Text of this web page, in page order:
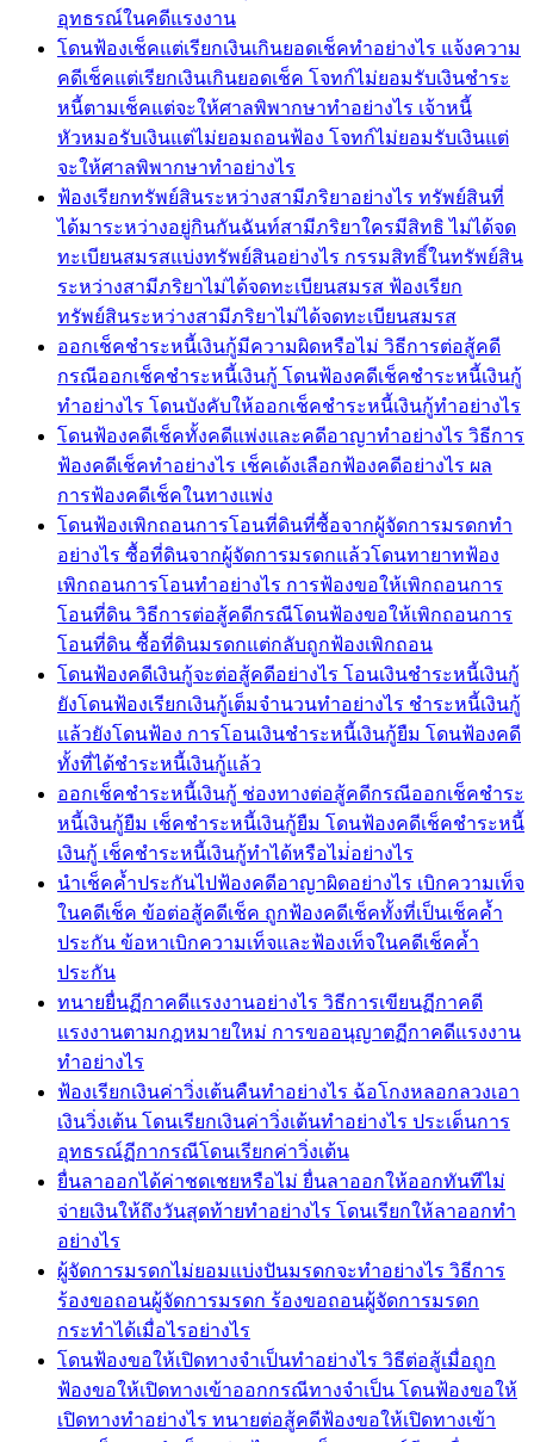
อุทธรณ์ในคดีแรงงาน
โดนฟ้องเช็คแต่เรียกเงินเกินยอดเช็คทำอย่างไร แจ้งความ
คดีเช็คแต่เรียกเงินเกินยอดเช็ค โจทก์ไม่ยอมรับเงินชำระ
หนี้ตามเช็คแต่จะให้ศาลพิพากษาทำอย่างไร เจ้าหนี้
หัวหมอรับเงินแต่ไม่ยอมถอนฟ้อง โจทก์ไม่ยอมรับเงินแต่
จะให้ศาลพิพากษาทำอย่างไร
ฟ้องเรียกทรัพย์สินระหว่างสามีภริยาอย่างไร ทรัพย์สินที่
ได้มาระหว่างอยู่กินกันฉันท์สามีภริยาใครมีสิทธิ ไม่ได้จด
ทะเบียนสมรสแบ่งทรัพย์สินอย่างไร กรรมสิทธิ์ในทรัพย์สิน
ระหว่างสามีภริยาไม่ได้จดทะเบียนสมรส ฟ้องเรียก
ทรัพย์สินระหว่างสามีภริยาไม่ได้จดทะเบียนสมรส
ออกเช็คชำระหนี้เงินกู้มีความผิดหรือไม่ วิธีการต่อสู้คดี
กรณีออกเช็คชำระหนี้เงินกู้ โดนฟ้องคดีเช็คชำระหนี้เงินกู้
ทำอย่างไร โดนบังคับให้ออกเช็คชำระหนี้เงินกู้ทำอย่างไร
โดนฟ้องคดีเช็คทั้งคดีแพ่งและคดีอาญาทำอย่างไร วิธีการ
ฟ้องคดีเช็คทำอย่างไร เช็คเด้งเลือกฟ้องคดีอย่างไร ผล
การฟ้องคดีเช็คในทางแพ่ง
โดนฟ้องเพิกถอนการโอนที่ดินที่ซื้อจากผู้จัดการมรดกทำ
อย่างไร ซื้อที่ดินจากผู้จัดการมรดกแล้วโดนทายาทฟ้อง
เพิกถอนการโอนทำอย่างไร การฟ้องขอให้เพิกถอนการ
โอนที่ดิน วิธีการต่อสู้คดีกรณีโดนฟ้องขอให้เพิกถอนการ
โอนที่ดิน ซื้อที่ดินมรดกแต่กลับถูกฟ้องเพิกถอน
โดนฟ้องคดีเงินกู้จะต่อสู้คดีอย่างไร โอนเงินชำระหนี้เงินกู้
ยังโดนฟ้องเรียกเงินกู้เต็มจำนวนทำอย่างไร ชำระหนี้เงินกู้
แล้วยังโดนฟ้อง การโอนเงินชำระหนี้เงินกู้ยืม โดนฟ้องคดี
ทั้งที่ได้ชำระหนี้เงินกู้แล้ว
ออกเช็คชำระหนี้เงินกู้ ช่องทางต่อสู้คดีกรณีออกเช็คชำระ
หนี้เงินกู้ยืม เช็คชำระหนี้เงินกู้ยืม โดนฟ้องคดีเช็คชำระหนี้
เงินกู้ เช็คชำระหนี้เงินกู้ทำได้หรือไม่่อย่างไร
นำเช็คค้ำประกันไปฟ้องคดีอาญาผิดอย่างไร เบิกความเท็จ
ในคดีเช็ค ข้อต่อสู้คดีเช็ค ถูกฟ้องคดีเช็คทั้งที่เป็นเช็คค้ำ
ประกัน ข้อหาเบิกความเท็จและฟ้องเท็จในคดีเช็คค้ำ
ประกัน
ทนายยื่นฏีกาคดีแรงงานอย่างไร วิธีการเขียนฏีกาคดี
แรงงานตามกฎหมายใหม่ การขออนุญาตฏีกาคดีแรงงาน
ทำอย่างไร
ฟ้องเรียกเงินค่าวิ่งเต้นคืนทำอย่างไร ฉ้อโกงหลอกลวงเอา
เงินวิ่งเต้น โดนเรียกเงินค่าวิ่งเต้นทำอย่างไร ประเด็นการ
อุทธรณ์ฏีกากรณีโดนเรียกค่าวิ่งเต้น
ยื่นลาออกได้ค่าชดเชยหรือไม่ ยื่นลาออกให้ออกทันทีไม่
จ่ายเงินให้ถึงวันสุดท้ายทำอย่างไร โดนเรียกให้ลาออกทำ
อย่างไร
ผู้จัดการมรดกไม่ยอมแบ่งปันมรดกจะทำอย่างไร วิธีการ
ร้องขอถอนผู้จัดการมรดก ร้องขอถอนผู้จัดการมรดก
กระทำได้เมื่อไรอย่างไร
โดนฟ้องขอให้เปิดทางจำเป็นทำอย่างไร วิธีต่อสู้เมื่อถูก
ฟ้องขอให้เปิดทางเข้าออกกรณีทางจำเป็น โดนฟ้องขอให้
เปิดทางทำอย่างไร ทนายต่อสู้คดีฟ้องขอให้เปิดทางเข้า